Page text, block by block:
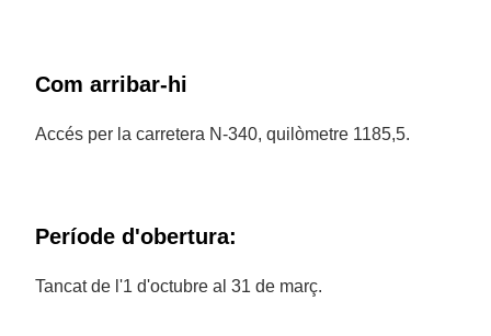
Com arribar-hi
Accés per la carretera N-340, quilòmetre 1185,5.
Període d'obertura:
Tancat de l'1 d'octubre al 31 de març.